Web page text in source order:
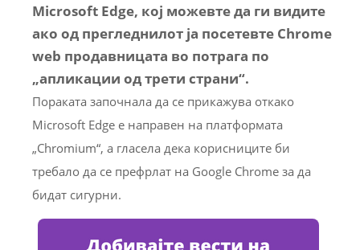
Microsoft Edge, кој можевте да ги видите
ако од прегледнилот ја посетевте Chrome
web продавницата во потрага по
„апликации од трети страни“.
Пораката започнала да се прикажува откако
Microsoft Edge е направен на платформата
„Chromium“, а гласела дека корисниците би
требало да се префрлат на Google Chrome за да
бидат сигурни.